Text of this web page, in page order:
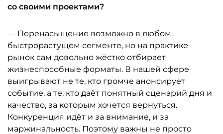
со своими проектами?
— Перенасыщение возможно в любом
быстрорастущем сегменте, но на практике
рынок сам довольно жёстко отбирает
жизнеспособные форматы. В нашей сфере
выигрывают не те, кто громче анонсирует
событие, а те, кто даёт понятный сценарий дня и
качество, за которым хочется вернуться.
Конкуренция идёт и за внимание, и за
маржинальность. Поэтому важны не просто